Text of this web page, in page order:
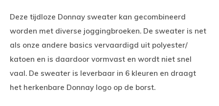
Deze tijdloze Donnay sweater kan gecombineerd
worden met diverse joggingbroeken. De sweater is net
als onze andere basics vervaardigd uit polyester/
katoen en is daardoor vormvast en wordt niet snel
vaal. De sweater is leverbaar in 6 kleuren en draagt
het herkenbare Donnay logo op de borst.